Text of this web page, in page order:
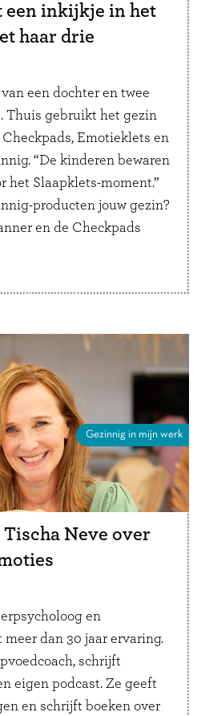
een inkijkje in het
haar drie
een dochter en twee
Thuis gebruikt het gezin
Emotieklets en
“De kinderen bewaren
het Slaapklets-moment.”
producten jouw gezin?
en de Checkpads
Gezinnig in mijn werk
Neve over
en
dan 30 jaar ervaring.
schrijft
eigen podcast. Ze geeft
en schrijft boeken over